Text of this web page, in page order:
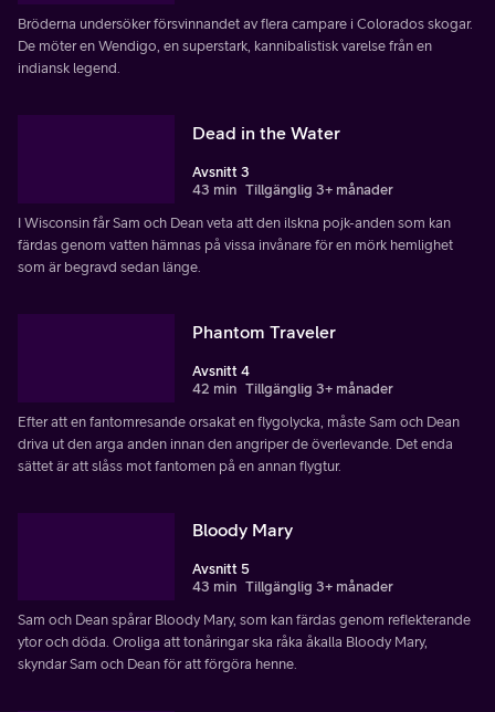
Bröderna undersöker försvinnandet av flera campare i Colorados skogar.
De möter en Wendigo, en superstark, kannibalistisk varelse från en
indiansk legend.
Dead in the Water
Avsnitt 3
43 min Tillgänglig 3+ månader
I Wisconsin får Sam och Dean veta att den ilskna pojk-anden som kan
färdas genom vatten hämnas på vissa invånare för en mörk hemlighet
som är begravd sedan länge.
Phantom Traveler
Avsnitt 4
42 min Tillgänglig 3+ månader
Efter att en fantomresande orsakat en flygolycka, måste Sam och Dean
driva ut den arga anden innan den angriper de överlevande. Det enda
sättet är att slåss mot fantomen på en annan flygtur.
Bloody Mary
Avsnitt 5
43 min Tillgänglig 3+ månader
Sam och Dean spårar Bloody Mary, som kan färdas genom reflekterande
ytor och döda. Oroliga att tonåringar ska råka åkalla Bloody Mary,
skyndar Sam och Dean för att förgöra henne.